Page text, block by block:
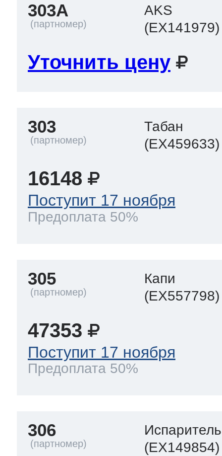
303A
AKS
(EX141979)
Уточнить цену
303
Табан
(EX459633)
16148
Поступит 17 ноября
Предоплата 50%
305
Капи
(EX557798)
47353
Поступит 17 ноября
Предоплата 50%
306
Испаритель
(EX149854)